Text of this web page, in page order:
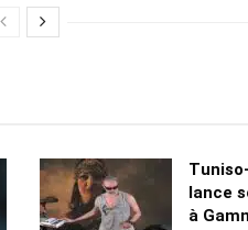
lance
à